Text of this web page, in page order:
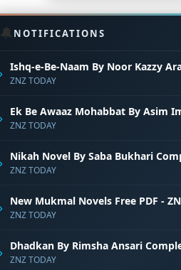
🔔NOTIFICATIONS
› Ishq-e-Be-Naam By Noor Kazzy
ZNZ TODAY
› Ek Be Awaaz Mohabbat By Asim
ZNZ TODAY
› Nikah Novel By Saba Bukhari
ZNZ TODAY
› New Mukmal Novels Free PDF -
ZNZ TODAY
› Dhadkan By Rimsha Ansari
ZNZ TODAY